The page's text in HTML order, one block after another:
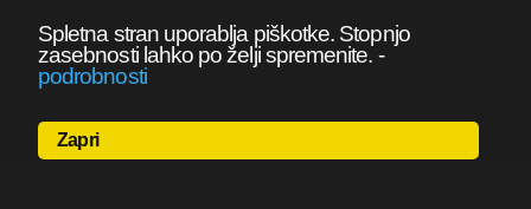
Spletna stran uporablja piškotke. Stopnjo
zasebnosti lahko po želji spremenite. -
podrobnosti
Zapri